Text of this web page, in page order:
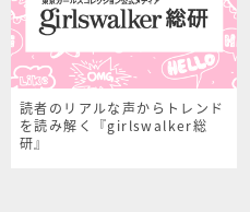
読者のリアルな声からトレンド
を読み解く『girlswalker総
研』